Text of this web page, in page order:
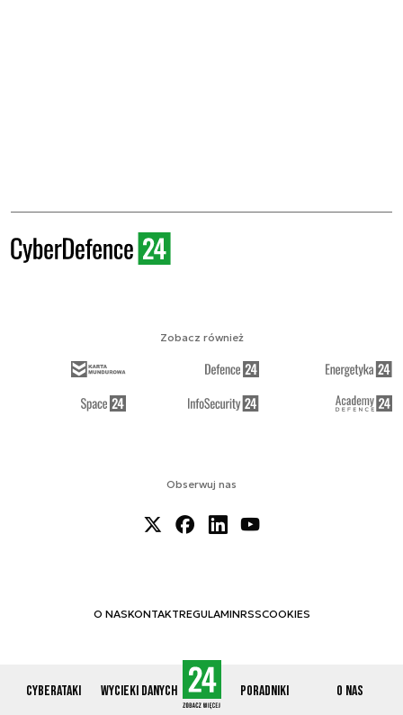
Cyberataki Wycieki danych Poradniki O nas
Obserwuj nas
O NASKONTAKTREGULAMINRSSCOOKIES
Zobacz również
© 2012-2026 CYBERDEFENCE24